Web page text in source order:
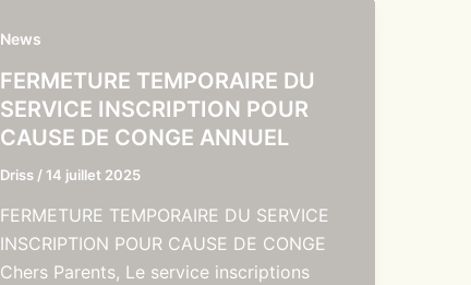
News
FERMETURE TEMPORAIRE DU
SERVICE INSCRIPTION POUR
CAUSE DE CONGE ANNUEL
Driss / 14 juillet 2025
FERMETURE TEMPORAIRE DU SERVICE
INSCRIPTION POUR CAUSE DE CONGE
Chers Parents, Le service inscriptions